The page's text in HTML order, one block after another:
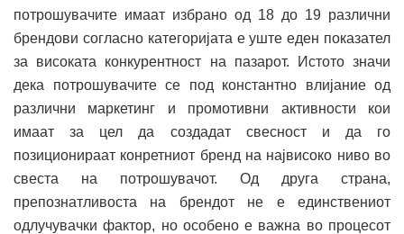
потрошувачите имаат избрано од 18 до 19 различни
брендови согласно категоријата е уште еден показател
за високата конкурентност на пазарот. Истото значи
дека потрошувачите се под константно влијание од
различни маркетинг и промотивни активности кои
имаат за цел да создадат свесност и да го
позиционираат конретниот бренд на највисоко ниво во
свеста на потрошувачот. Од друга страна,
препознатливоста на брендот не е единствениот
одлучувачки фактор, но особено е важна во процесот